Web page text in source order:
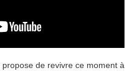
de revivre ce moment à